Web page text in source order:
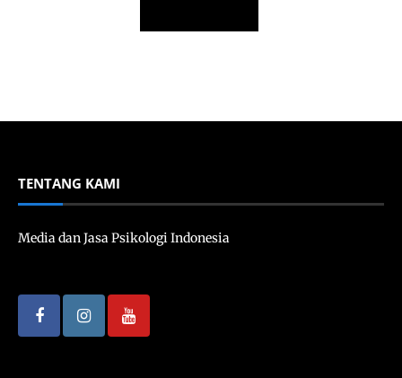
TENTANG KAMI
Media dan Jasa Psikologi Indonesia